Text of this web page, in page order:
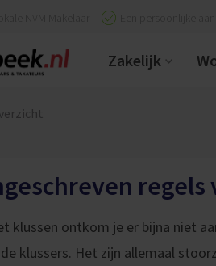
Zakelijk
klussen ontkom je er bijna niet
klussers. Het zijn allemaal